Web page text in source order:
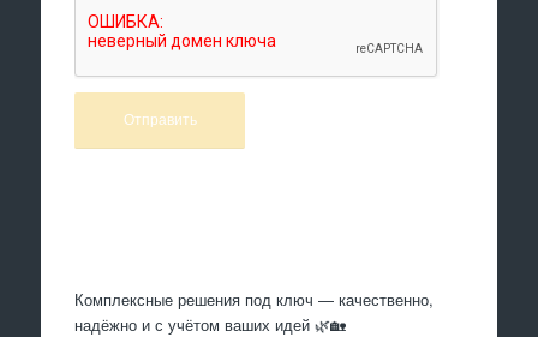
Комплексные решения под ключ — качественно,
надёжно и с учётом ваших идей 🌿🏡